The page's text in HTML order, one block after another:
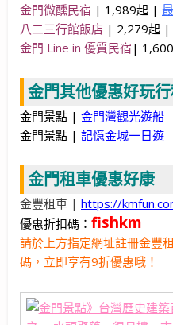
金門微醺民宿 | 1,989起 |
八二三行館飯店 | 2,279起 |
金門 Line in 優質民宿 |
金門其他優惠好玩
金門景點 | 金門灣觀光遊船
金門景點 | 記憶金城一日遊
金門租車優惠好康
金豐租車 | https://
優惠折扣碼： fishkm
請於上方指定網址註冊金豐
碼，立即享有9折優惠哦！